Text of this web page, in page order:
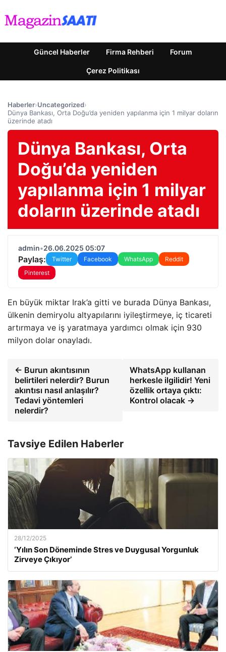
Güncel Haberler Firma Rehberi Forum
Çerez Politikası
Haberler›Uncategorized›
Dünya Bankası, Orta Doğu’da yeniden yapılanma için 1 milyar doların
üzerinde atadı
Dünya Bankası, Orta
Doğu’da yeniden
yapılanma için 1 milyar
doların üzerinde atadı
admin•26.06.2025 05:07
Paylaş: Twitter Facebook WhatsApp
Reddit
Pinterest
En büyük miktar Irak’a gitti ve burada Dünya Bankası,
ülkenin demiryolu altyapılarını iyileştirmeye, iç ticareti
artırmaya ve iş yaratmaya yardımcı olmak için 930
milyon dolar onayladı.
← Burun akıntısının
belirtileri nelerdir? Burun
akıntısı nasıl anlaşılır?
Tedavi yöntemleri
nelerdir?
WhatsApp kullanan
herkesle ilgilidir! Yeni
özellik ortaya çıktı:
Kontrol olacak →
Tavsiye Edilen Haberler
28/12/2025
‘Yılın Son Döneminde Stres ve Duygusal Yorgunluk
Zirveye Çıkıyor’